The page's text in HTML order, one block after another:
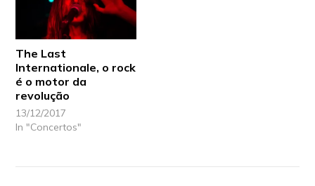
The Last
Internationale, o rock
é o motor da
revolução
13/12/2017
In "Concertos"